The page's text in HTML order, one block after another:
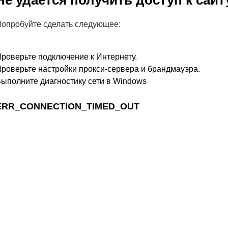
сделать следующее:
подключение к Интернету.
настройки прокси-сервера и брандмауэра.
диагностику сети в Windows